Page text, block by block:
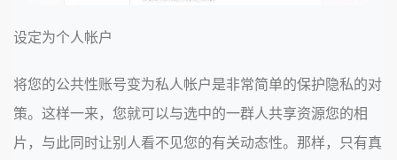
设定为个人帐户
将您的公共性账号变为私人帐户是非常简单的保护隐私的对
策。这样一来，您就可以与选中的一群人共享资源您的相
片，与此同时让别人看不见您的有关动态性。那样，只有真